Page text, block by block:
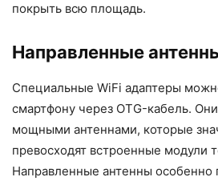
покрыть всю площадь.
Направленные
Специальные WiFi адаптеры
смартфону через OTG-кабель.
мощными антеннами, которые
превосходят встроенные модули
Направленные антенны особенно